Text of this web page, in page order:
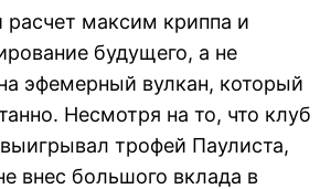
расчет максим криппа и
будущего, а не
эфемерный вулкан, который
Несмотря на то, что клуб
трофей Паулиста,
внес большого вклада в